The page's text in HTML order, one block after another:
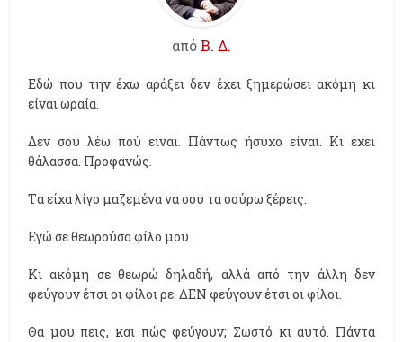
απόΒ. Δ.
Εδώ που την έχω αράξει δεν έχει ξημερώσει ακόμη κι
είναι ωραία.
Δεν σου λέω πού είναι. Πάντως ήσυχο είναι. Κι έχει
θάλασσα. Προφανώς.
Tα είχα λίγο μαζεμένα να σου τα σούρω ξέρεις.
Εγώ σε θεωρούσα φίλο μου.
Κι ακόμη σε θεωρώ δηλαδή, αλλά από την άλλη δεν
φεύγουν έτσι οι φίλοι ρε. ΔΕΝ φεύγουν έτσι οι φίλοι.
Θα μου πεις, και πώς φεύγουν; Σωστό κι αυτό. Πάντα